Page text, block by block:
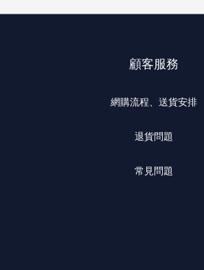
顧客服務
網購流程、送貨安排
退貨問題
常見問題